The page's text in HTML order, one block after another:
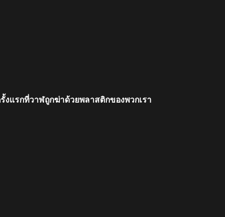
แรกที่วาฬถูกฆ่าด้วยพลาสติกของพวกเรา